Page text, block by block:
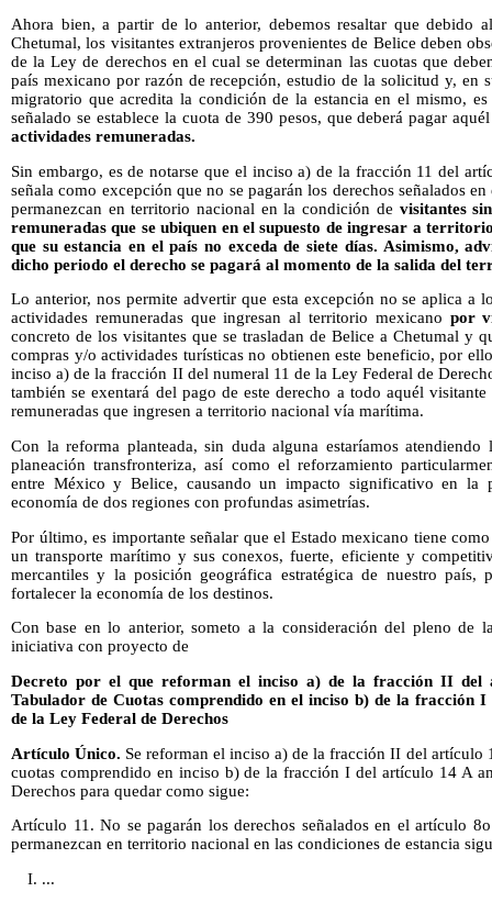
Ahora bien, a partir de lo anterior, debemos resaltar que debido
Chetumal, los visitantes extranjeros provenientes de Belice deben
de la Ley de derechos en el cual se determinan las cuotas que
país mexicano por razón de recepción, estudio de la solicitud y, en
migratorio que acredita la condición de la estancia en el mismo,
señalado se establece la cuota de 390 pesos, que deberá pagar
actividades remuneradas.
Sin embargo, es de notarse que el inciso a) de la fracción 11 del
señala como excepción que no se pagarán los derechos señalados
permanezcan en territorio nacional en la condición de visitantes
remuneradas que se ubiquen en el supuesto de ingresar a
que su estancia en el país no exceda de siete días. Asimismo,
dicho periodo el derecho se pagará al momento de la salida del
Lo anterior, nos permite advertir que esta excepción no se aplica a
actividades remuneradas que ingresan al territorio mexicano por
concreto de los visitantes que se trasladan de Belice a Chetumal y
compras y/o actividades turísticas no obtienen este beneficio, por
inciso a) de la fracción II del numeral 11 de la Ley Federal de
también se exentará del pago de este derecho a todo aquél
remuneradas que ingresen a territorio nacional vía marítima.
Con la reforma planteada, sin duda alguna estaríamos
planeación transfronteriza, así como el reforzamiento
entre México y Belice, causando un impacto significativo en la
economía de dos regiones con profundas asimetrías.
Por último, es importante señalar que el Estado mexicano tiene
un transporte marítimo y sus conexos, fuerte, eficiente y
mercantiles y la posición geográfica estratégica de nuestro
fortalecer la economía de los destinos.
Con base en lo anterior, someto a la consideración del pleno de
iniciativa con proyecto de
Decreto por el que reforman el inciso a) de la fracción II
Tabulador de Cuotas comprendido en el inciso b) de la fracción
de la Ley Federal de Derechos
Artículo Único. Se reforman el inciso a) de la fracción II del artículo
cuotas comprendido en inciso b) de la fracción I del artículo 14 A
Derechos para quedar como sigue:
Artículo 11. No se pagarán los derechos señalados en el artículo
permanezcan en territorio nacional en las condiciones de estancia
I. ...